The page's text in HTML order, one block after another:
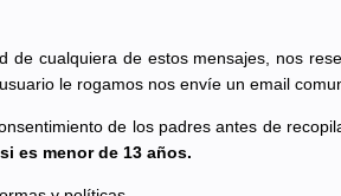
cualquiera de estos mensajes, nos
le rogamos nos envíe un email
de los padres antes de
es menor de 13 años.